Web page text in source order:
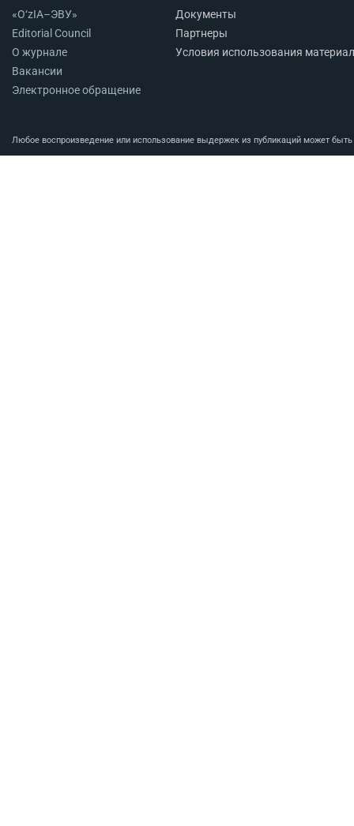
«O‘zIA–ЭВУ»
Editorial Council
О журнале
Вакансии
Электронное обращение
Документы
Партнеры
Условия использования
Любое воспроизведение или использование выдержек из публикаций может